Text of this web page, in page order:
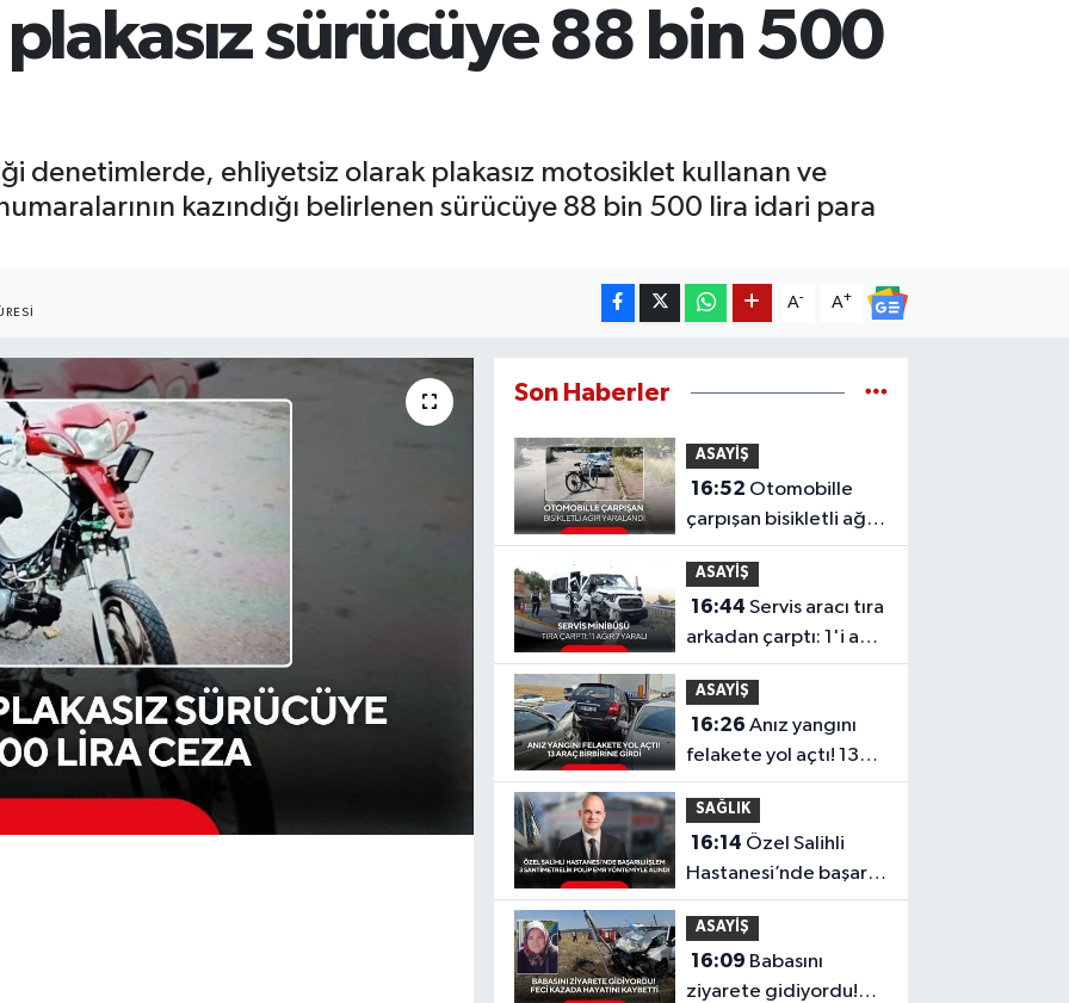
sürücüye 88 bin 500
denetimlerde, ehliyetsiz olarak plakasız motosiklet kullanan ve
kazındığı belirlenen sürücüye 88 bin 500 lira idari para
A- A+
Son Haberler
ASAYİŞ
16:52
çarpışan bisikletli ağır
yaralandı
ASAYİŞ
16:44 Servis aracı tıra
arkadan çarptı: 1'i ağır
7 yaralı
ASAYİŞ
16:26 Anız yangını
felakete yol açtı! 13
araç birbirine girdi
SAĞLIK
16:14
Hastanesi’nde başarılı
işlem: 3 santimetrelik
polip EMR yöntemiyle
alındı
ASAYİŞ
16:09
ziyarete gidiyordu!